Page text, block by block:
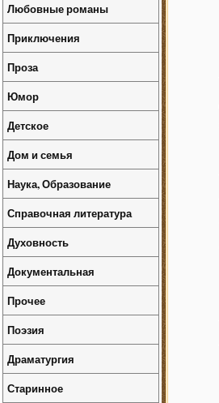
Любовные романы
Приключения
Проза
Юмор
Детское
Дом и семья
Наука, Образование
Справочная литература
Духовность
Документальная
Прочее
Поэзия
Драматургия
Старинное